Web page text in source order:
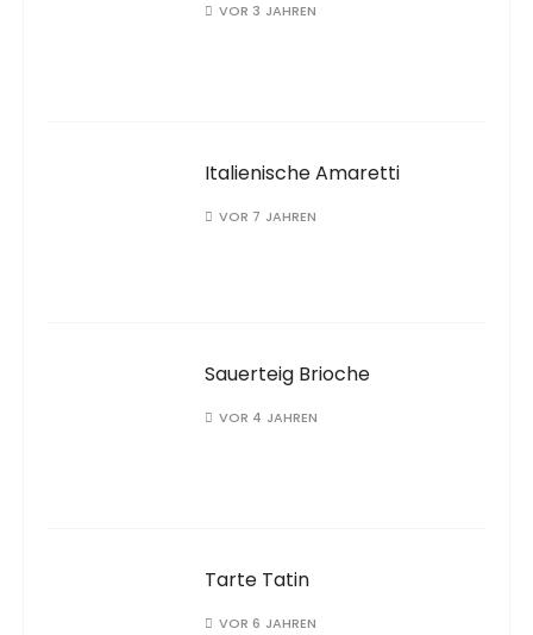
VOR 3 JAHREN
Italienische Amaretti
VOR 7 JAHREN
Sauerteig Brioche
VOR 4 JAHREN
Tarte Tatin
VOR 6 JAHREN